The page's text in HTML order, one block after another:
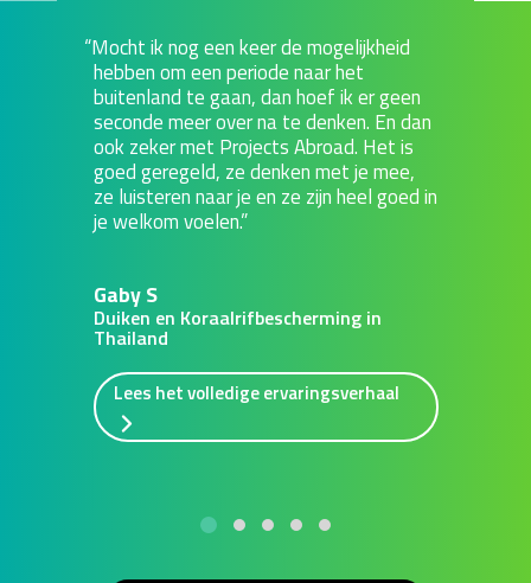
Mocht ik nog een keer de mogelijkheid
hebben om een periode naar het
buitenland te gaan, dan hoef ik er geen
seconde meer over na te denken. En dan
ook zeker met Projects Abroad. Het is
goed geregeld, ze denken met je mee,
ze luisteren naar je en ze zijn heel goed in
je welkom voelen.
Gaby S
Duiken en Koraalrifbescherming in
Thailand
Lees het volledige ervaringsverhaal